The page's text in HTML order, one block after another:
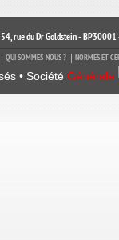
rue du Dr Goldstein -
QUI SOMMES-NOUS ? NORMES ET
• SociétéGénérale